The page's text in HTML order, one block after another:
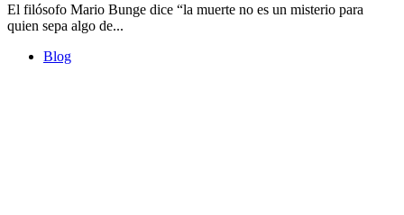
El filósofo Mario Bunge dice “la muerte no es un misterio para
quien sepa algo de...
Blog